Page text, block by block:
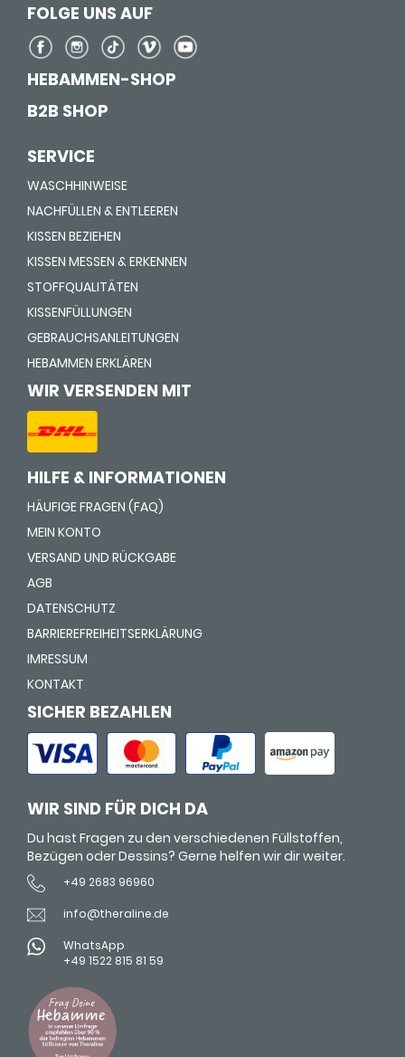
FOLGE UNS AUF
HEBAMMEN-SHOP
B2B SHOP
SERVICE
WASCHHINWEISE
NACHFÜLLEN & ENTLEEREN
KISSEN BEZIEHEN
KISSEN MESSEN & ERKENNEN
STOFFQUALITÄTEN
KISSENFÜLLUNGEN
GEBRAUCHSANLEITUNGEN
HEBAMMEN ERKLÄREN
WIR VERSENDEN MIT
HILFE & INFORMATIONEN
HÄUFIGE FRAGEN (FAQ)
MEIN KONTO
VERSAND UND RÜCKGABE
AGB
DATENSCHUTZ
BARRIEREFREIHEITSERKLÄRUNG
IMRESSUM
KONTAKT
SICHER BEZAHLEN
WIR SIND FÜR DICH DA
Du hast Fragen zu den verschiedenen Füllstoffen,
Bezügen oder Dessins? Gerne helfen wir dir weiter.
+49 2683 96960
info@theraline.de
WhatsApp
+49 1522 815 81 59